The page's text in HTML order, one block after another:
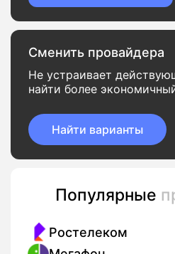
Сменить провайдера
Не устраивает
найти более
Найти варианты
Популярные
Ростелеком